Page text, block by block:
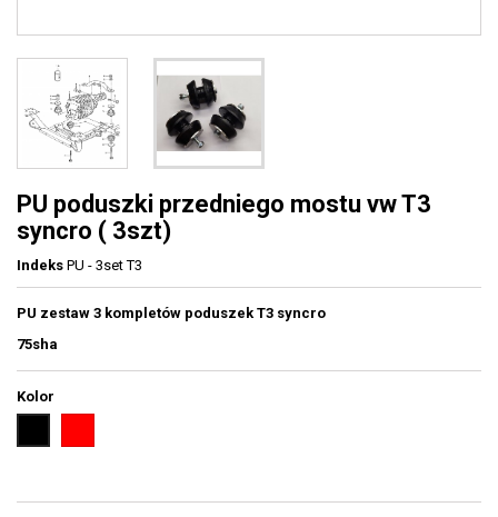
PU poduszki przedniego mostu vw T3
syncro ( 3szt)
Indeks PU - 3set T3
PU zestaw 3 kompletów poduszek T3 syncro
75sha
Kolor